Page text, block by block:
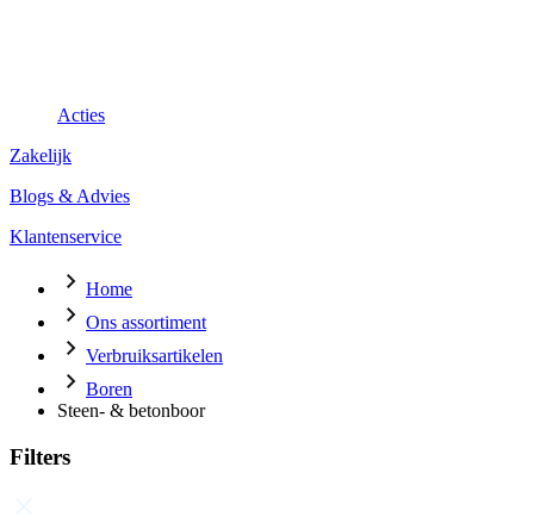
Acties
Zakelijk
Blogs & Advies
Klantenservice
Home
Ons assortiment
Verbruiksartikelen
Boren
Steen- & betonboor
Filters